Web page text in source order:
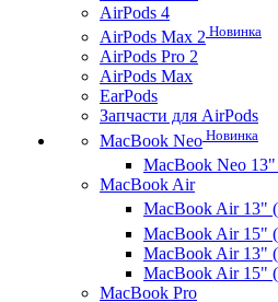
AirPods 4
AirPods Max 2 Новинка
AirPods Pro 2
AirPods Max
EarPods
Запчасти для AirPods
MacBook Neo Новинка
MacBook Neo
MacBook Air
MacBook Air 13"
MacBook Air 15"
MacBook Air 13"
MacBook Air 15"
MacBook Pro